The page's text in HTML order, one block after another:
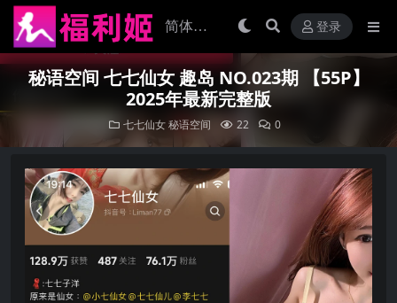
登录
秘语空间 七七仙女 趣岛 NO.023期 【55P】
2025年最新完整版
七七仙女秘语空间 22 0